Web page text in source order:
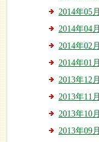
2014年05月
2014年04月
2014年02月
2014年01月
2013年12月
2013年11月
2013年10月
2013年09月